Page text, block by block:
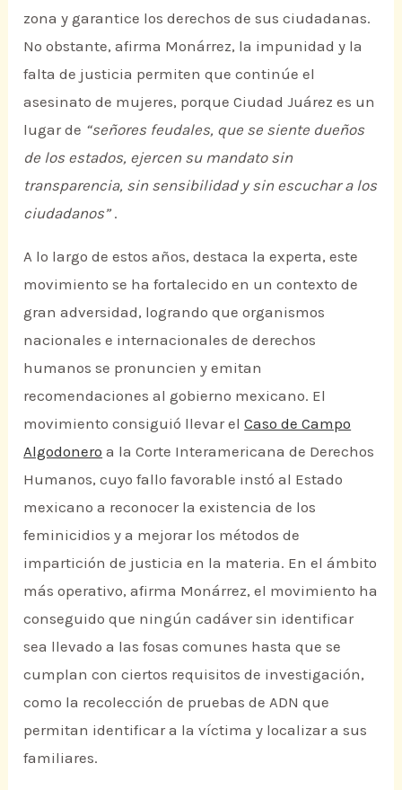
zona y garantice los derechos de sus ciudadanas.
No obstante, afirma Monárrez, la impunidad y la
falta de justicia permiten que continúe el
asesinato de mujeres, porque Ciudad Juárez es un
lugar de “señores feudales, que se siente dueños
de los estados, ejercen su mandato sin
transparencia, sin sensibilidad y sin escuchar a los
ciudadanos”.
A lo largo de estos años, destaca la experta, este
movimiento se ha fortalecido en un contexto de
gran adversidad, logrando que organismos
nacionales e internacionales de derechos
humanos se pronuncien y emitan
recomendaciones al gobierno mexicano. El
movimiento consiguió llevar elCaso de Campo
Algodonero a la Corte Interamericana de Derechos
Humanos, cuyo fallo favorable instó al Estado
mexicano a reconocer la existencia de los
feminicidios y a mejorar los métodos de
impartición de justicia en la materia. En el ámbito
más operativo, afirma Monárrez, el movimiento ha
conseguido que ningún cadáver sin identificar
sea llevado a las fosas comunes hasta que se
cumplan con ciertos requisitos de investigación,
como la recolección de pruebas de ADN que
permitan identificar a la víctima y localizar a sus
familiares.